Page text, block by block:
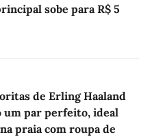
sobe para R$ 5
de Erling Haaland
um par perfeito, ideal
praia com roupa de